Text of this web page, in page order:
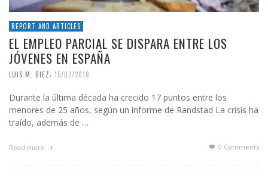
REPORT AND ARTICLES
EL EMPLEO PARCIAL SE DISPARA ENTRE LOS
JÓVENES EN ESPAÑA
LUIS M. DIEZ, 15/02/2018
Durante la última década ha crecido 17 puntos entre los
menores de 25 años, según un informe de Randstad La crisis ha
traído, además de …
Read more 0 Comments